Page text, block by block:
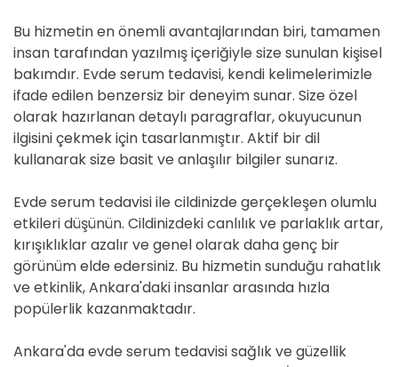
Bu hizmetin en önemli avantajlarından biri, tamamen
insan tarafından yazılmış içeriğiyle size sunulan kişisel
bakımdır. Evde serum tedavisi, kendi kelimelerimizle
ifade edilen benzersiz bir deneyim sunar. Size özel
olarak hazırlanan detaylı paragraflar, okuyucunun
ilgisini çekmek için tasarlanmıştır. Aktif bir dil
kullanarak size basit ve anlaşılır bilgiler sunarız.
Evde serum tedavisi ile cildinizde gerçekleşen olumlu
etkileri düşünün. Cildinizdeki canlılık ve parlaklık artar,
kırışıklıklar azalır ve genel olarak daha genç bir
görünüm elde edersiniz. Bu hizmetin sunduğu rahatlık
ve etkinlik, Ankara'daki insanlar arasında hızla
popülerlik kazanmaktadır.
Ankara'da evde serum tedavisi sağlık ve güzellik